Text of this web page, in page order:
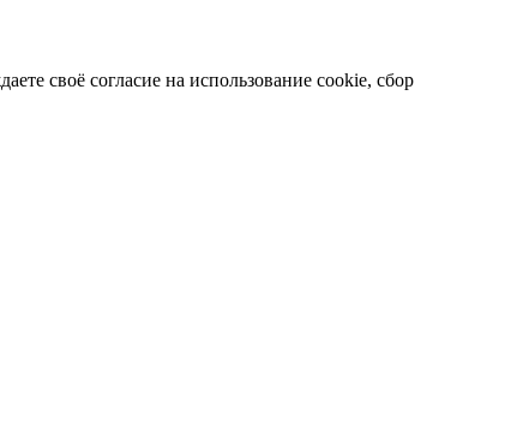
своё согласие на использование cookie, сбор